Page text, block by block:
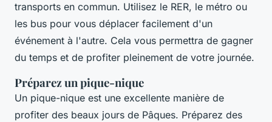
transports en commun. Utilisez le RER, le métro ou
les bus pour vous déplacer facilement d'un
événement à l'autre. Cela vous permettra de gagner
du temps et de profiter pleinement de votre journée.
Préparez un pique-nique
Un pique-nique est une excellente manière de
profiter des beaux jours de Pâques. Préparez des